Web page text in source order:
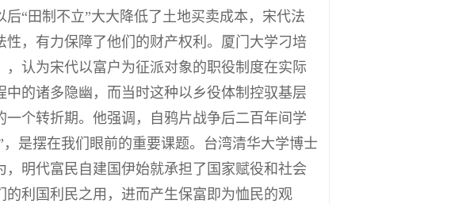
“田制不立”大大降低了土地买卖成本，宋代法
，有力保障了他们的财产权利。厦门大学刁培
认为宋代以富户为征派对象的职役制度在实际
的诸多隐幽，而当时这种以乡役体制控驭基层
个转折期。他强调，自鸦片战争后二百年间学
是摆在我们眼前的重要课题。台湾清华大学博士
明代富民自建国伊始就承担了国家赋役和社会
利国利民之用，进而产生保富即为恤民的观